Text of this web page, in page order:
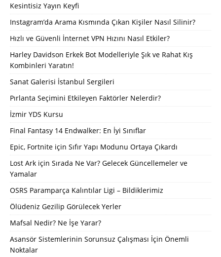
Kesintisiz Yayın Keyfi
Instagram’da Arama Kısmında Çıkan Kişiler Nasıl Silinir?
Hızlı ve Güvenli İnternet VPN Hızını Nasıl Etkiler?
Harley Davidson Erkek Bot Modelleriyle Şık ve Rahat Kış
Kombinleri Yaratın!
Sanat Galerisi İstanbul Sergileri
Pırlanta Seçimini Etkileyen Faktörler Nelerdir?
İzmir YDS Kursu
Final Fantasy 14 Endwalker: En İyi Sınıflar
Epic, Fortnite için Sıfır Yapı Modunu Ortaya Çıkardı
Lost Ark için Sırada Ne Var? Gelecek Güncellemeler ve
Yamalar
OSRS Paramparça Kalıntılar Ligi – Bildiklerimiz
Ölüdeniz Gezilip Görülecek Yerler
Mafsal Nedir? Ne İşe Yarar?
Asansör Sistemlerinin Sorunsuz Çalışması İçin Önemli
Noktalar